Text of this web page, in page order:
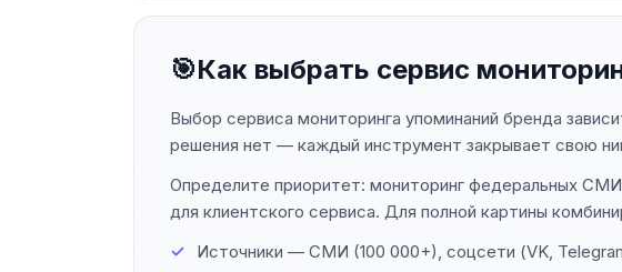
🎯Как выбрать сервис
Выбор сервиса мониторинга упоминаний бренда
решения нет — каждый инструмент закрывает свою
Определите приоритет: мониторинг федеральных
для клиентского сервиса. Для полной картины
Источники — СМИ (100 000+), соцсети (VK,